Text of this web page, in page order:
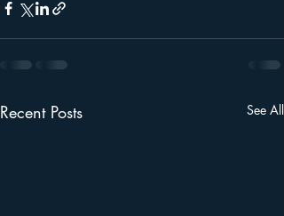
Recent Posts See All